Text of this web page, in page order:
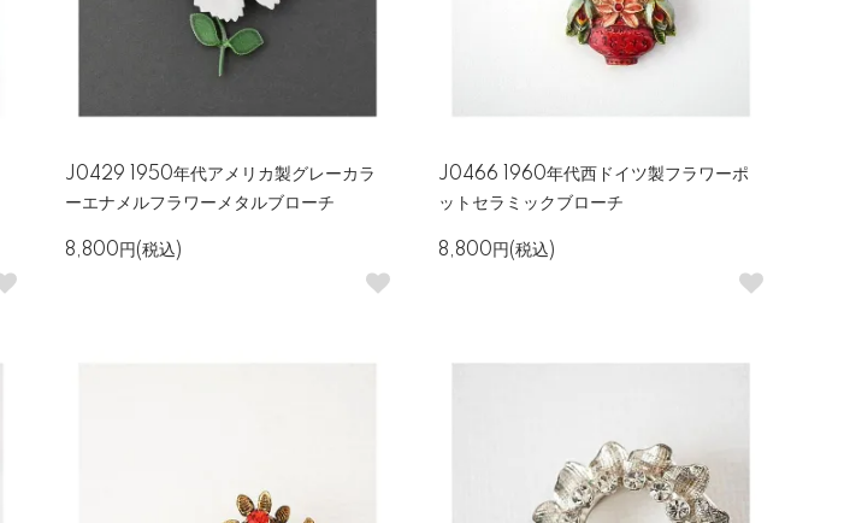
J0429 1950年代アメリカ製グレーカラ
ーエナメルフラワーメタルブローチ
8,800円(税込)
J0466 1960年代西ドイツ製フラワーポ
ットセラミックブローチ
8,800円(税込)